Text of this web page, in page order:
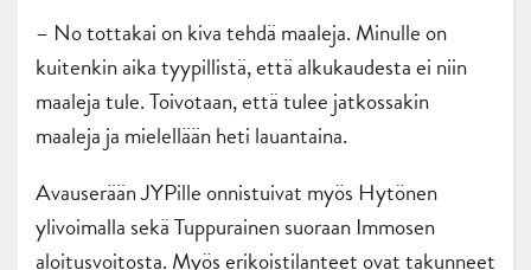
– No tottakai on kiva tehdä maaleja. Minulle on
kuitenkin aika tyypillistä, että alkukaudesta ei niin
maaleja tule. Toivotaan, että tulee jatkossakin
maaleja ja mielellään heti lauantaina.
Avauserään JYPille onnistuivat myös Hytönen
ylivoimalla sekä Tuppurainen suoraan Immosen
aloitusvoitosta. Myös erikoistilanteet ovat takunneet